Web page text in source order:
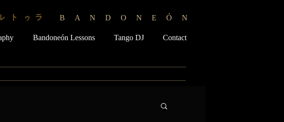
ト ゥ ラ B A N D O N E Ó N
Bandoneón Lessons Tango DJ Contact